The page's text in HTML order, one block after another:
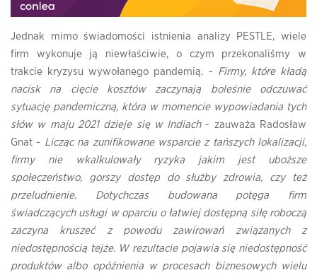
Jednak mimo świadomości istnienia analizy PESTLE, wiele
firm wykonuje ją niewłaściwie, o czym przekonaliśmy w
trakcie kryzysu wywołanego pandemią. - Firmy, które kładą
nacisk na cięcie kosztów zaczynają boleśnie odczuwać
sytuację pandemiczną, która w momencie wypowiadania tych
słów w maju 2021 dzieje się w Indiach - zauważa Radosław
Gnat - Licząc na zunifikowane wsparcie z tańszych lokalizacji,
firmy nie wkalkulowały ryzyka jakim jest uboższe
społeczeństwo, gorszy dostęp do służby zdrowia, czy też
przeludnienie. Dotychczas budowana potęga firm
świadczących usługi w oparciu o łatwiej dostępną siłę roboczą
zaczyna kruszeć z powodu zawirowań związanych z
niedostępnością tejże. W rezultacie pojawia się niedostępność
produktów albo opóźnienia w procesach biznesowych wielu